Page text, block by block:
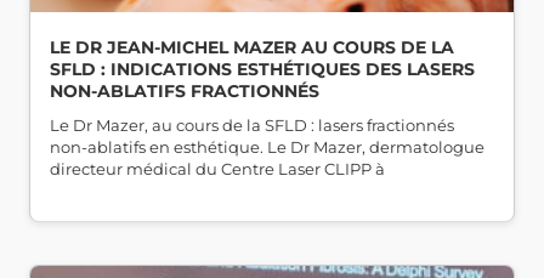
LE DR JEAN-MICHEL MAZER AU COURS DE LA
SFLD : INDICATIONS ESTHÉTIQUES DES LASERS
NON-ABLATIFS FRACTIONNÉS
Le Dr Mazer, au cours de la SFLD : lasers fractionnés
non-ablatifs en esthétique. Le Dr Mazer, dermatologue
directeur médical du Centre Laser CLIPP à